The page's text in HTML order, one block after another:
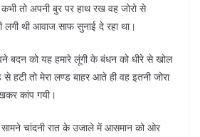
तो अपनी बुर पर हाथ रख वह जोरो से
लगी थी आवाज साफ सुनाई दे रहा था।
को यह हमारे लूंगी के बंधन को धीरे से खोल
हटी तो मेरा लण्ड बाहर आते ही वह इतनी जोरा
कांप गयी।
सामने चांदनी रात के उजाले में आसमान को ओर